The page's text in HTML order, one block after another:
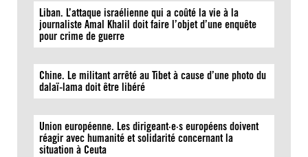
Liban. L’attaque israélienne qui a coûté la vie à la
journaliste Amal Khalil doit faire l’objet d’une enquête
pour crime de guerre
Chine. Le militant arrêté au Tibet à cause d’une photo du
dalaï-lama doit être libéré
Union européenne. Les dirigeant·e·s européens doivent
réagir avec humanité et solidarité concernant la
situation à Ceuta